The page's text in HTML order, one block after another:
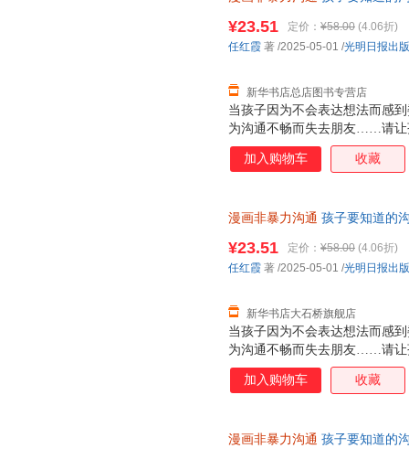
询：13284178503
当孩子因为不会表达想法而感
为沟通不畅而失去朋友……请让
子打造的漫画非暴力沟通指南
不会说话，快速摆脱怯场、社
¥23.51 定价： ¥58.00 (4.06折)
新华书店总店图书专营店
任红霞 著 /2025-05-01 /光明日报出
加入购物车 收藏
漫画非暴力沟通 孩子要知道的
询：13284178503
当孩子因为不会表达想法而感
为沟通不畅而失去朋友……请让
子打造的漫画非暴力沟通指南
不会说话，快速摆脱怯场、社
¥23.51 定价： ¥58.00 (4.06折)
新华书店大石桥旗舰店
任红霞 著 /2025-05-01 /光明日报出
加入购物车 收藏
漫画非暴力沟通 孩子要知道的